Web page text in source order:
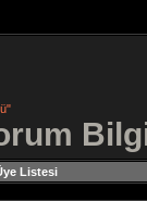
Listesi